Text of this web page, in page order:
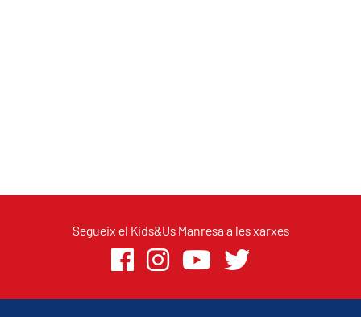
Segueix el Kids&Us Manresa a les xarxes